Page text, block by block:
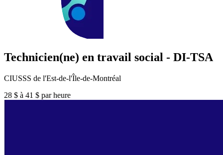
Technicien(ne) en travail social - DI-TSA
CIUSSS de l'Est-de-l'Île-de-Montréal
28 $ à 41 $ par heure